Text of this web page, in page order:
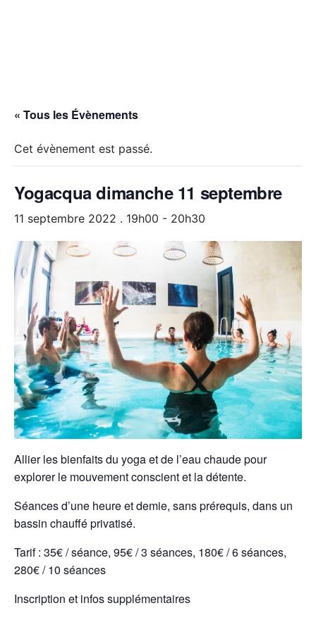
« Tous les Évènements
Cet évènement est passé.
Yogacqua dimanche 11 septembre
11 septembre 2022 . 19h00 - 20h30
Allier les bienfaits du yoga et de l’eau chaude pour
explorer le mouvement conscient et la détente.
Séances d’une heure et demie, sans prérequis, dans un
bassin chauffé privatisé.
Tarif : 35€ / séance, 95€ / 3 séances, 180€ / 6 séances,
280€ / 10 séances
Inscription et infos supplémentaires